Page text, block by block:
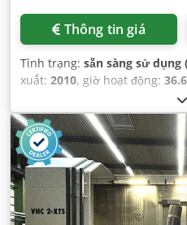
Thông tin giá
Tình trạng: sẵn sàng sử dụng
xuất: 2010, giờ hoạt động:
, khoảng cách
khoảng cách di chuyển trục Z:
cộng:9.500 kg, số lượng trục: